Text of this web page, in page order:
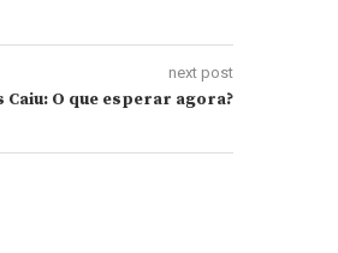
next post
O que esperar agora?